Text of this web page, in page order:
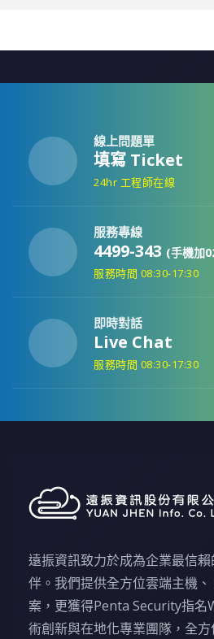
線上問題單
填寫 Ticket
24hr 工程師在線
服務專線
4499-343 (手機加
服務時間 08:30-17:30
即時對話
Live Chat
服務時間 08:30-17:30
遠振資訊致力於成為企業最信
伴。我們提供全方位雲端主機
案，更獲得Penta Security指名
術創新與在地化專業團隊，全